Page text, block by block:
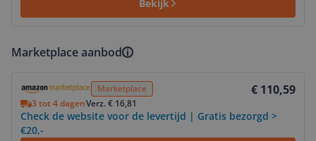
Bekijk
Marketplace aanbod
Marketplace € 110,59
3 tot 4 dagenVerz. € 16,81
Check de website voor de levertijd | Gratis bezorgd >
€20,-